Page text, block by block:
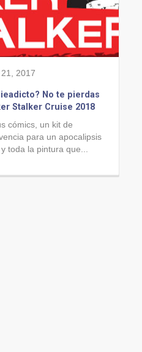
2017
No te pierdas
Stalker Cruise 2018
cómics, un kit de
para un apocalipsis
toda la pintura que...